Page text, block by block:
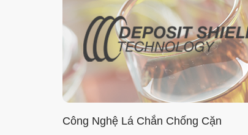
Công Nghệ Lá Chắn Chống Cặn